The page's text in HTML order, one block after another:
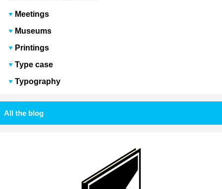
Meetings
Museums
Printings
Type case
Typography
All the blog